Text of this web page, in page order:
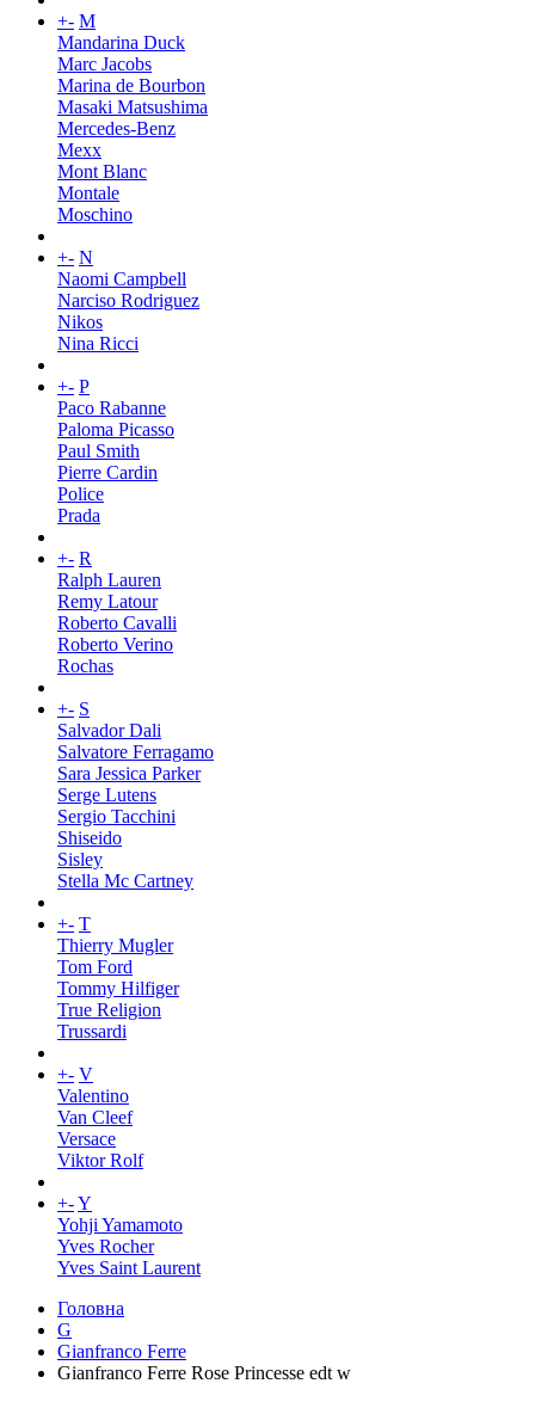
+- M
Mandarina Duck
Marc Jacobs
Marina de Bourbon
Masaki Matsushima
Mercedes-Benz
Mexx
Mont Blanc
Montale
Moschino
+- N
Naomi Campbell
Narciso Rodriguez
Nikos
Nina Ricci
+- P
Paco Rabanne
Paloma Picasso
Paul Smith
Pierre Cardin
Police
Prada
+- R
Ralph Lauren
Remy Latour
Roberto Cavalli
Roberto Verino
Rochas
+- S
Salvador Dali
Salvatore Ferragamo
Sara Jessica Parker
Serge Lutens
Sergio Tacchini
Shiseido
Sisley
Stella Mc Cartney
+- T
Thierry Mugler
Tom Ford
Tommy Hilfiger
True Religion
Trussardi
+- V
Valentino
Van Cleef
Versace
Viktor Rolf
+-Y
Yohji Yamamoto
Yves Rocher
Yves Saint Laurent
Головна
G
Gianfranco Ferre
Gianfranco Ferre Rose Princesse edt w